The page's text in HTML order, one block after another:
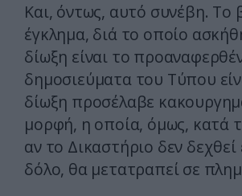
Και, όντως, αυτό συνέβη. Το
έγκλημα, διά το οποίο
δίωξη είναι το
δημοσιεύματα του Τύπου
δίωξη προσέλαβε
μορφή, η οποία, όμως, κατά
αν το Δικαστήριο δεν
δόλο, θα μετατραπεί σε